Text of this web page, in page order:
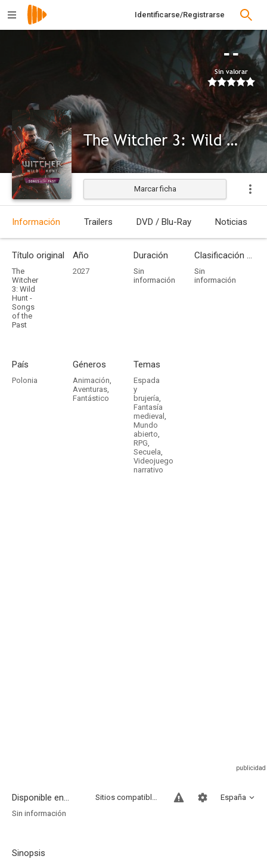
Identificarse/Registrarse
--
Sin valorar
The Witcher 3: Wild Hunt - Songs of the Past
Marcar ficha
Información Trailers DVD / Blu-Ray Noticias
Título original
The
Witcher
3: Wild
Hunt -
Songs
of the
Past
Año
2027
Duración
Sin
información
Clasificación por edades
Sin
información
País
Polonia
Géneros
Animación,
Aventuras,
Fantástico
Temas
Espada
y
brujería,
Fantasía
medieval ,
Mundo
abierto,
RPG,
Secuela,
Videojuego
narrativo
Disponible en... España
Sitios compatibles
Sin información
Sinopsis